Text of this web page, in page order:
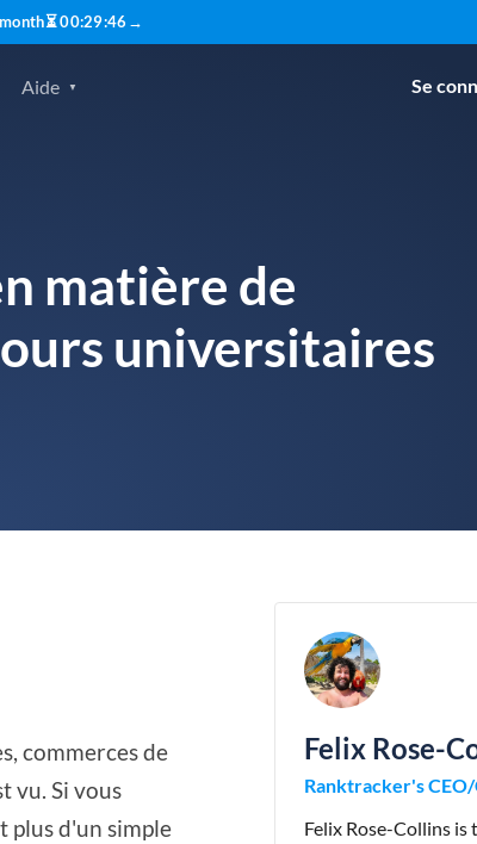
⏳00:29:45 →
Aide Se
matière de
universitaires
commerces de
vu. Si vous
plus d'un simple
Felix Rose-
Ranktracker's
Felix Rose-Collins